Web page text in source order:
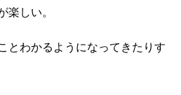
楽しい。
とわかるようになってきたりす